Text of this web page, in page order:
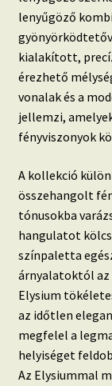
Kapcsolat
lenyűgöző
kialakított,
érezhető
vonalak és a
jellemzi,
fényviszonyok
A kollekció
összehangolt
tónusokba
hangulatot
színpaletta
árnyalatoktól az
Elysium
az időtlen
megfelel a
helyiséget
Az Elysiummal